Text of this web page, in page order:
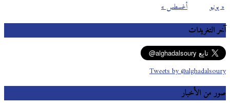
« يونيو أغسطس »
آخر التغريدات
Tweets by @alghadalsoury
صور من الأخبار